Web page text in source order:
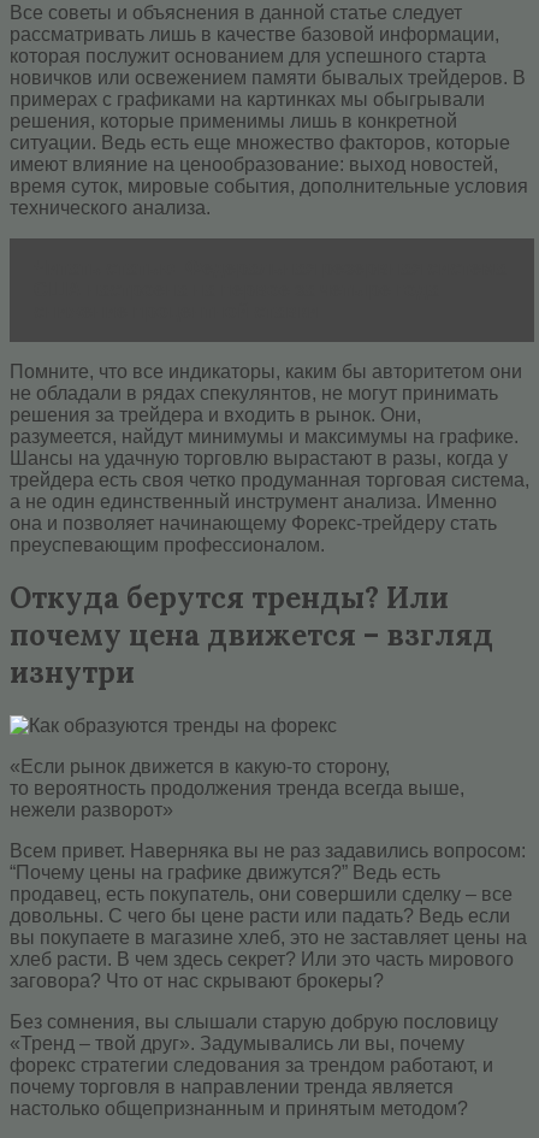
Все советы и объяснения в данной статье следует
рассматривать лишь в качестве базовой информации,
которая послужит основанием для успешного старта
новичков или освежением памяти бывалых трейдеров. В
примерах с графиками на картинках мы обыгрывали
решения, которые применимы лишь в конкретной
ситуации. Ведь есть еще множество факторов, которые
имеют влияние на ценообразование: выход новостей,
время суток, мировые события, дополнительные условия
технического анализа.
Помните, что все индикаторы, каким бы авторитетом они
не обладали в рядах спекулянтов, не могут принимать
решения за трейдера и входить в рынок. Они,
разумеется, найдут минимумы и максимумы на графике.
Шансы на удачную торговлю вырастают в разы, когда у
трейдера есть своя четко продуманная торговая система,
а не один единственный инструмент анализа. Именно
она и позволяет начинающему Форекс-трейдеру стать
преуспевающим профессионалом.
Откуда берутся тренды? Или
почему цена движется – взгляд
изнутри
«Если рынок движется в какую-то сторону,
то вероятность продолжения тренда всегда выше,
нежели разворот»
Всем привет. Наверняка вы не раз задавились вопросом:
“Почему цены на графике движутся?” Ведь есть
продавец, есть покупатель, они совершили сделку – все
довольны. С чего бы цене расти или падать? Ведь если
вы покупаете в магазине хлеб, это не заставляет цены на
хлеб расти. В чем здесь секрет? Или это часть мирового
заговора? Что от нас скрывают брокеры?
Без сомнения, вы слышали старую добрую пословицу
«Тренд – твой друг». Задумывались ли вы, почему
форекс стратегии следования за трендом работают, и
почему торговля в направлении тренда является
настолько общепризнанным и принятым методом?